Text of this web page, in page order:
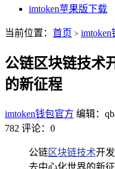
imtoken苹果版下载
当前位置： 首页 > imtoken
公链区块链技术
的新征程
imtoken钱包官方 编辑：
782 评论：0
公链区块链技术开
去中心化世界的新